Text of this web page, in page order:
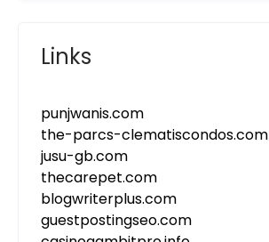
Links
punjwanis.com
the-parcs-clematiscondos.com
jusu-gb.com
thecarepet.com
blogwriterplus.com
guestpostingseo.com